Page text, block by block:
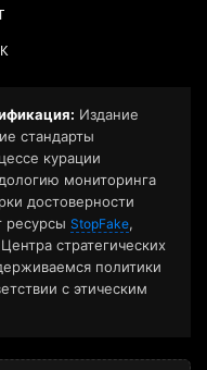
Издание
стандарты
курации
мониторинга
достоверности
ресурсы StopFake,
стратегических
политики
с этическим